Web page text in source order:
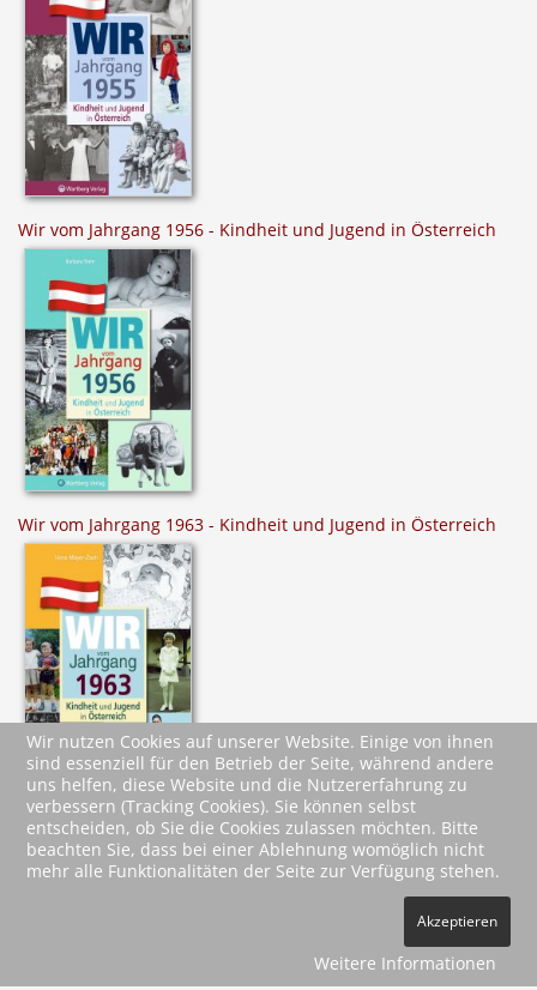
Wir vom Jahrgang 1956 - Kindheit und Jugend in Österreich
Wir vom Jahrgang 1963 - Kindheit und Jugend in Österreich
Vertrag widerrufen
Wir nutzen Cookies auf unserer Website. Einige von ihnen
sind essenziell für den Betrieb der Seite, während andere
uns helfen, diese Website und die Nutzererfahrung zu
verbessern (Tracking Cookies). Sie können selbst
entscheiden, ob Sie die Cookies zulassen möchten. Bitte
beachten Sie, dass bei einer Ablehnung womöglich nicht
mehr alle Funktionalitäten der Seite zur Verfügung stehen.
Akzeptieren
Weitere Informationen